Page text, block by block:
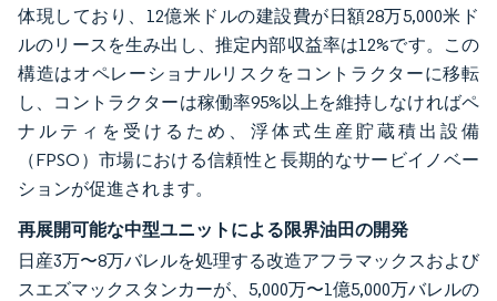
体現しており、12億米ドルの建設費が日額28万5,000米ド
ルのリースを生み出し、推定内部収益率は12%です。この
構造はオペレーショナルリスクをコントラクターに移転
し、コントラクターは稼働率95%以上を維持しなければペ
ナルティを受けるため、浮体式生産貯蔵積出設備
（FPSO）市場における信頼性と長期的なサービイノベー
ションが促進されます。
再展開可能な中型ユニットによる限界油田の開発
日産3万〜8万バレルを処理する改造アフラマックスおよび
スエズマックスタンカーが、5,000万〜1億5,000万バレルの